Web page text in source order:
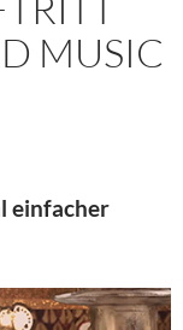
MUSIC
einfacher